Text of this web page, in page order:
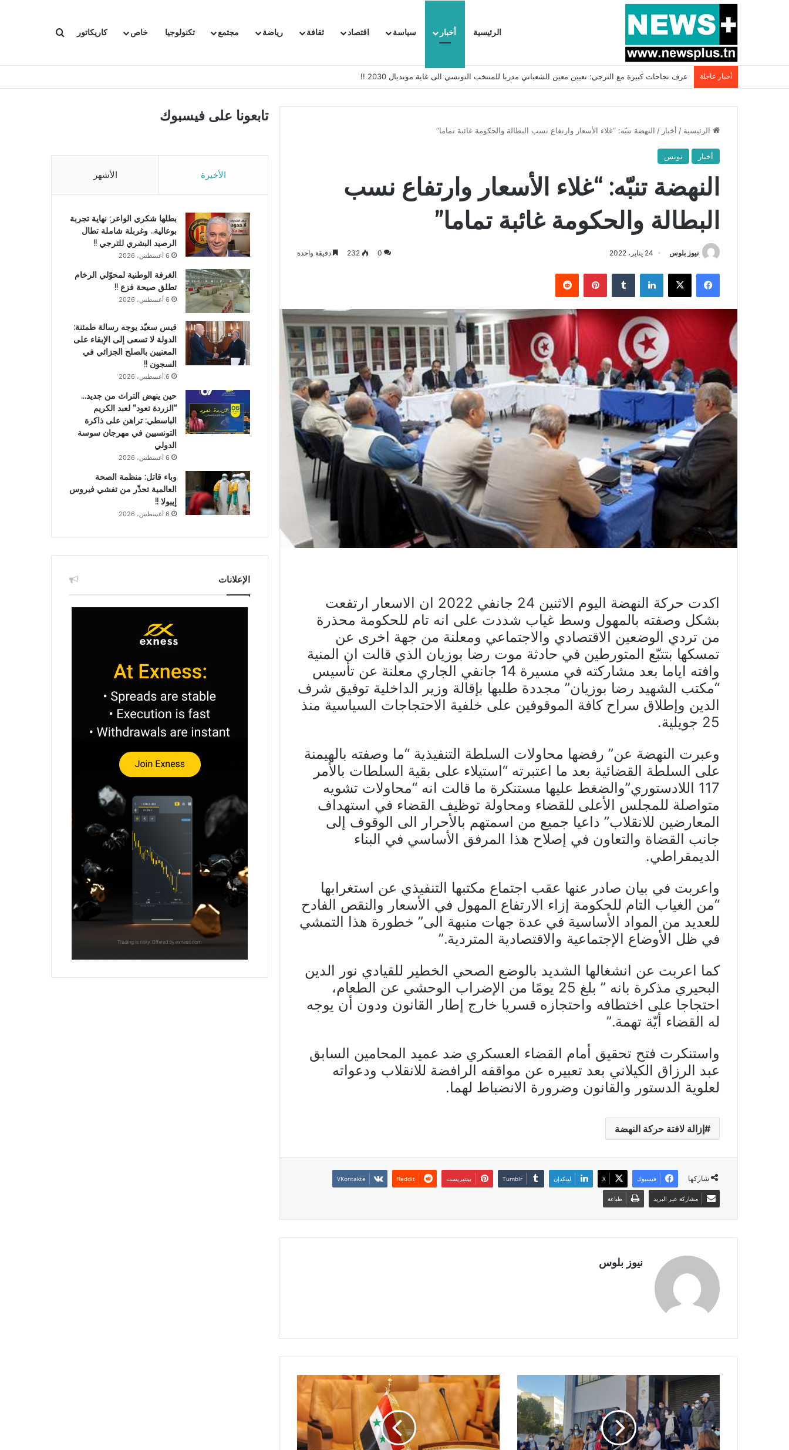
الرئيسية أخبار سياسة اقتصاد ثقافة رياضة مجتمع تكنولوجيا خاص كاريكاتور بحث عن
أخبار عاجلة بسبب المرزوقي وبتكليف من سعيّد: الخارجية تستدعي السفيرة الفرنسية بتونس وتبلغها احتجاجا شديد اللهجة !!
الرئيسية / أخبار / النهضة تنبّه: “غلاء الأسعار وارتفاع نسب البطالة والحكومة غائبة تماما”
أخبار تونس
النهضة تنبّه: “غلاء الأسعار وارتفاع نسب
البطالة والحكومة غائبة تماما”
نيوز بلوس 24 يناير، 2022 0
232 دقيقة واحدة
فيسبوك X لينكدإن بينتيريست
اكدت حركة النهضة اليوم الاثنين 24 جانفي 2022 ان الاسعار ارتفعت
بشكل وصفته بالمهول وسط غياب شددت على انه تام للحكومة محذرة
من تردي الوضعين الاقتصادي والاجتماعي ومعلنة من جهة اخرى عن
تمسكها بتتبّع المتورطين في حادثة موت رضا بوزيان الذي قالت ان المنية
وافته اياما بعد مشاركته في مسيرة 14 جانفي الجاري معلنة عن تأسيس
“مكتب الشهيد رضا بوزيان” مجددة طلبها بإقالة وزير الداخلية توفيق شرف
الدين وإطلاق سراح كافة الموقوفين على خلفية الاحتجاجات السياسية منذ
25 جويلية.
وعبرت النهضة عن” رفضها محاولات السلطة التنفيذية “ما وصفته بالهيمنة
على السلطة القضائية بعد ما اعتبرته “استيلاء على بقية السلطات بالأمر
117 اللادستوري”والضغط عليها مستنكرة ما قالت انه “محاولات تشويه
متواصلة للمجلس الأعلى للقضاء ومحاولة توظيف القضاء في استهداف
المعارضين للانقلاب” داعيا جميع من اسمتهم بالأحرار الى الوقوف إلى
جانب القضاة والتعاون في إصلاح هذا المرفق الأساسي في البناء
الديمقراطي.
واعربت في بيان صادر عنها عقب اجتماع مكتبها التنفيذي عن استغرابها
“من الغياب التام للحكومة إزاء الارتفاع المهول في الأسعار والنقص الفادح
للعديد من المواد الأساسية في عدة جهات منبهة الى” خطورة هذا التمشي
في ظل الأوضاع الإجتماعية والاقتصادية المتردية.”
كما اعربت عن انشغالها الشديد بالوضع الصحي الخطير للقيادي نور الدين
البحيري مذكرة بانه ” بلغ 25 يومًا من الإضراب الوحشي عن الطعام،
احتجاجا على اختطافه واحتجازه قسريا خارج إطار القانون ودون أن يوجه
له القضاء أيّة تهمة.”
واستنكرت فتح تحقيق أمام القضاء العسكري ضد عميد المحامين السابق
عبد الرزاق الكيلاني بعد تعبيره عن مواقفه الرافضة للانقلاب ودعواته
لعلوية الدستور والقانون وضرورة الانضباط لهما.
إزالة لافتة حركة النهضة
شاركها فيسبوك X لينكدإن بينتيريست
مشاركة عبر البريد طباعة
نيوز بلوس
تابعونا على فيسبوك
الأخيرة الأشهر
بطلها شكري الواعر: نهاية تجربة
بوعالية.. وغربلة شاملة تطال
الرصيد البشري للترجي !!
6 أغسطس، 2026
الغرفة الوطنية لمحوّلي الرخام
تطلق صيحة فزع !!
6 أغسطس، 2026
قيس سعيّد يوجه رسالة طمئنة:
الدولة لا تسعى إلى الإبقاء على
المعنيين بالصلح الجزائي في
السجون !!
6 أغسطس، 2026
حين ينهض التراث من جديد…
“الزردة تعود” لعبد الكريم
الباسطي: تراهن على ذاكرة
التونسيين في مهرجان سوسة
الدولي
6 أغسطس، 2026
وباء قاتل: منظمة الصحة
العالمية تحذّر من تفشي فيروس
إيبولا !!
6 أغسطس، 2026
الإعلانات